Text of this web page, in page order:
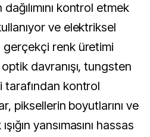
dağılımını kontrol etmek
ve elektriksel
renk üretimi
davranışı, tungsten
kontrol
piksellerin boyutlarını ve
yansımasını hassas